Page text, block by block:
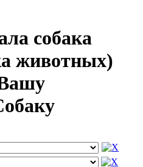
собака
животных)